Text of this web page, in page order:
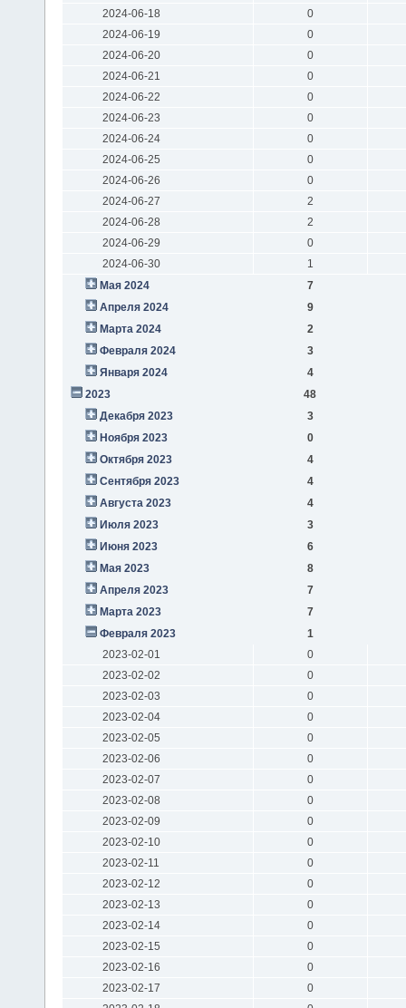
2024-06-18
0
2024-06-19
0
2024-06-20
0
2024-06-21
0
2024-06-22
0
2024-06-23
0
2024-06-24
0
2024-06-25
0
2024-06-26
0
2024-06-27
2
2024-06-28
2
2024-06-29
0
2024-06-30
1
Мая 2024
7
Апреля 2024
9
Марта 2024
2
Февраля 2024
3
Января 2024
4
2023
48
Декабря 2023
3
Ноября 2023
0
Октября 2023
4
Сентября 2023
4
Августа 2023
4
Июля 2023
3
Июня 2023
6
Мая 2023
8
Апреля 2023
7
Марта 2023
7
Февраля 2023
1
2023-02-01
0
2023-02-02
0
2023-02-03
0
2023-02-04
0
2023-02-05
0
2023-02-06
0
2023-02-07
0
2023-02-08
0
2023-02-09
0
2023-02-10
0
2023-02-11
0
2023-02-12
0
2023-02-13
0
2023-02-14
0
2023-02-15
0
2023-02-16
0
2023-02-17
0